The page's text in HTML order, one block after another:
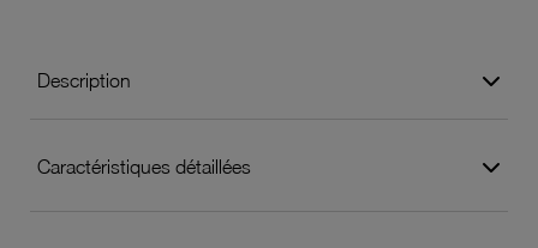
Description
Caractéristiques détaillées